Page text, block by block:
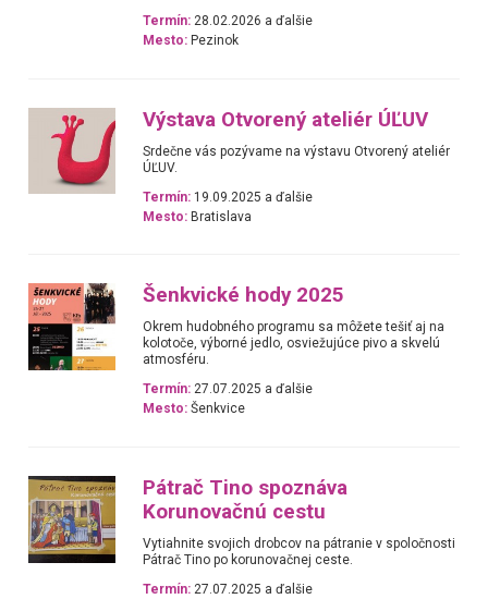
Termín: 28.02.2026 a ďalšie
Mesto: Pezinok
Výstava Otvorený ateliér ÚĽUV
Srdečne vás pozývame na výstavu Otvorený ateliér
ÚĽUV.
Termín: 19.09.2025 a ďalšie
Mesto: Bratislava
Šenkvické hody 2025
Okrem hudobného programu sa môžete tešiť aj na
kolotoče, výborné jedlo, osviežujúce pivo a skvelú
atmosféru.
Termín: 27.07.2025 a ďalšie
Mesto: Šenkvice
Pátrač Tino spoznáva
Korunovačnú cestu
Vytiahnite svojich drobcov na pátranie v spoločnosti
Pátrač Tino po korunovačnej ceste.
Termín: 27.07.2025 a ďalšie